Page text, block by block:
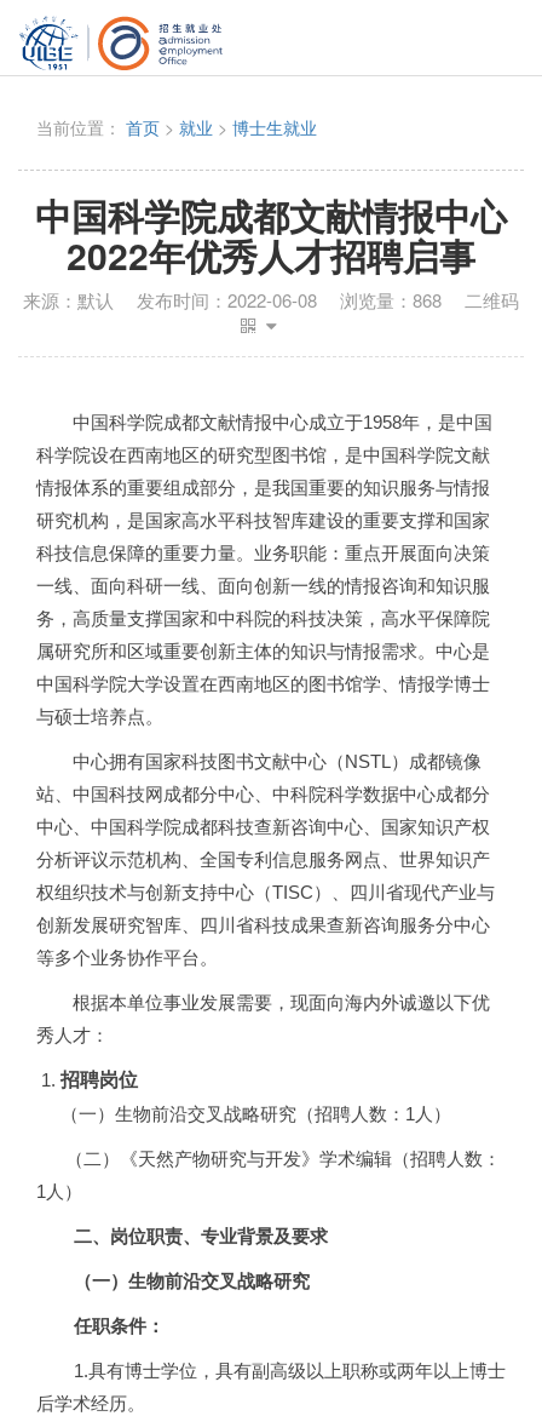
当前位置： 首页 > 就业 > 博士生就业
中国科学院成都文献情报中心
2022年优秀人才招聘启事
来源： 默认 发布时间： 2022-06-08 浏览量： 868 二维码
中国科学院成都文献情报中心成立于1958年，是中国
科学院设在西南地区的研究型图书馆，是中国科学院文献
情报体系的重要组成部分，是我国重要的知识服务与情报
研究机构，是国家高水平科技智库建设的重要支撑和国家
科技信息保障的重要力量。业务职能：重点开展面向决策
一线、面向科研一线、面向创新一线的情报咨询和知识服
务，高质量支撑国家和中科院的科技决策，高水平保障院
属研究所和区域重要创新主体的知识与情报需求。中心是
中国科学院大学设置在西南地区的图书馆学、情报学博士
与硕士培养点。
中心拥有国家科技图书文献中心（NSTL）成都镜像
站、中国科技网成都分中心、中科院科学数据中心成都分
中心、中国科学院成都科技查新咨询中心、国家知识产权
分析评议示范机构、全国专利信息服务网点、世界知识产
权组织技术与创新支持中心（TISC）、四川省现代产业与
创新发展研究智库、四川省科技成果查新咨询服务分中心
等多个业务协作平台。
根据本单位事业发展需要，现面向海内外诚邀以下优
秀人才：
招聘岗位
（一）生物前沿交叉战略研究（招聘人数：1人）
（二）《天然产物研究与开发》学术编辑（招聘人数：
1人）
二、岗位职责、专业背景及要求
（一）生物前沿交叉战略研究
任职条件：
1.具有博士学位，具有副高级以上职称或两年以上博士
后学术经历。